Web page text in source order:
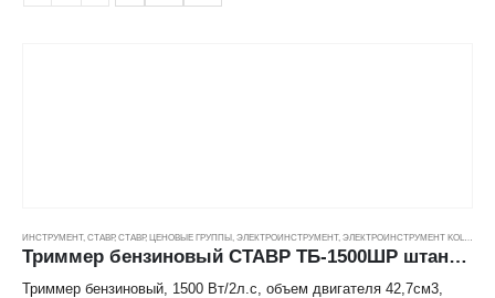
ИНСТРУМЕНТ, СТАВР, СТАВР, ЦЕНОВЫЕ ГРУППЫ ЭЛЕКТРОИНСТРУМЕНТ, ЭЛЕКТРОИНСТРУМЕНТ KOLNER
Триммер бензиновый СТАВР ТБ-1500ШР штанга разборная, нож, леска, 9500об/мин, 1500Вт
Триммер бензиновый, 1500 Вт/2л.с, объем двигателя 42,7см3,